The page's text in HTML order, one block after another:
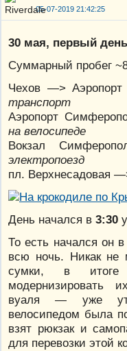
05-07-2019 21:42:25
30 мая, первый
Суммарный пробег
Чехов —> Аэропорт
транспорт
Аэропорт
на велосипеде
Вокзал
электропоезд
пл. Верхнесадовая
День начался в 3:30
То есть начался он
всю ночь. Никак не
сумки, в итоге
модернизировать
вуаля — уже
велосипедом была
взят рюкзак и
для перевозки этой